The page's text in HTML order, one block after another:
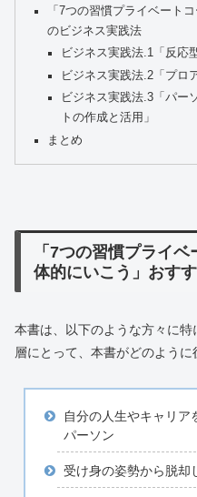
「7つの習慣プライベート
のビジネス実践法
ビジネス実践法.1「反応
ビジネス実践法.2「プロ
ビジネス実践法.3「パー
トの作成と活用」
まとめ
「7つの習慣プライ
体的にいこう」おす
本書は、以下のような方々に
層にとって、本書がどのように
自分の人生やキャリア
パーソン
受け身の姿勢から脱却